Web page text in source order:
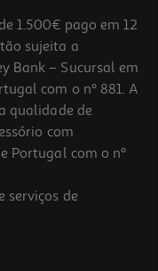
1.500€ pago em 12
sujeita a
Bank – Sucursal em
com o nº 881. A
qualidade de
com
Portugal com o nº
serviços de